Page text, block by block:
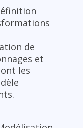
de
et
les